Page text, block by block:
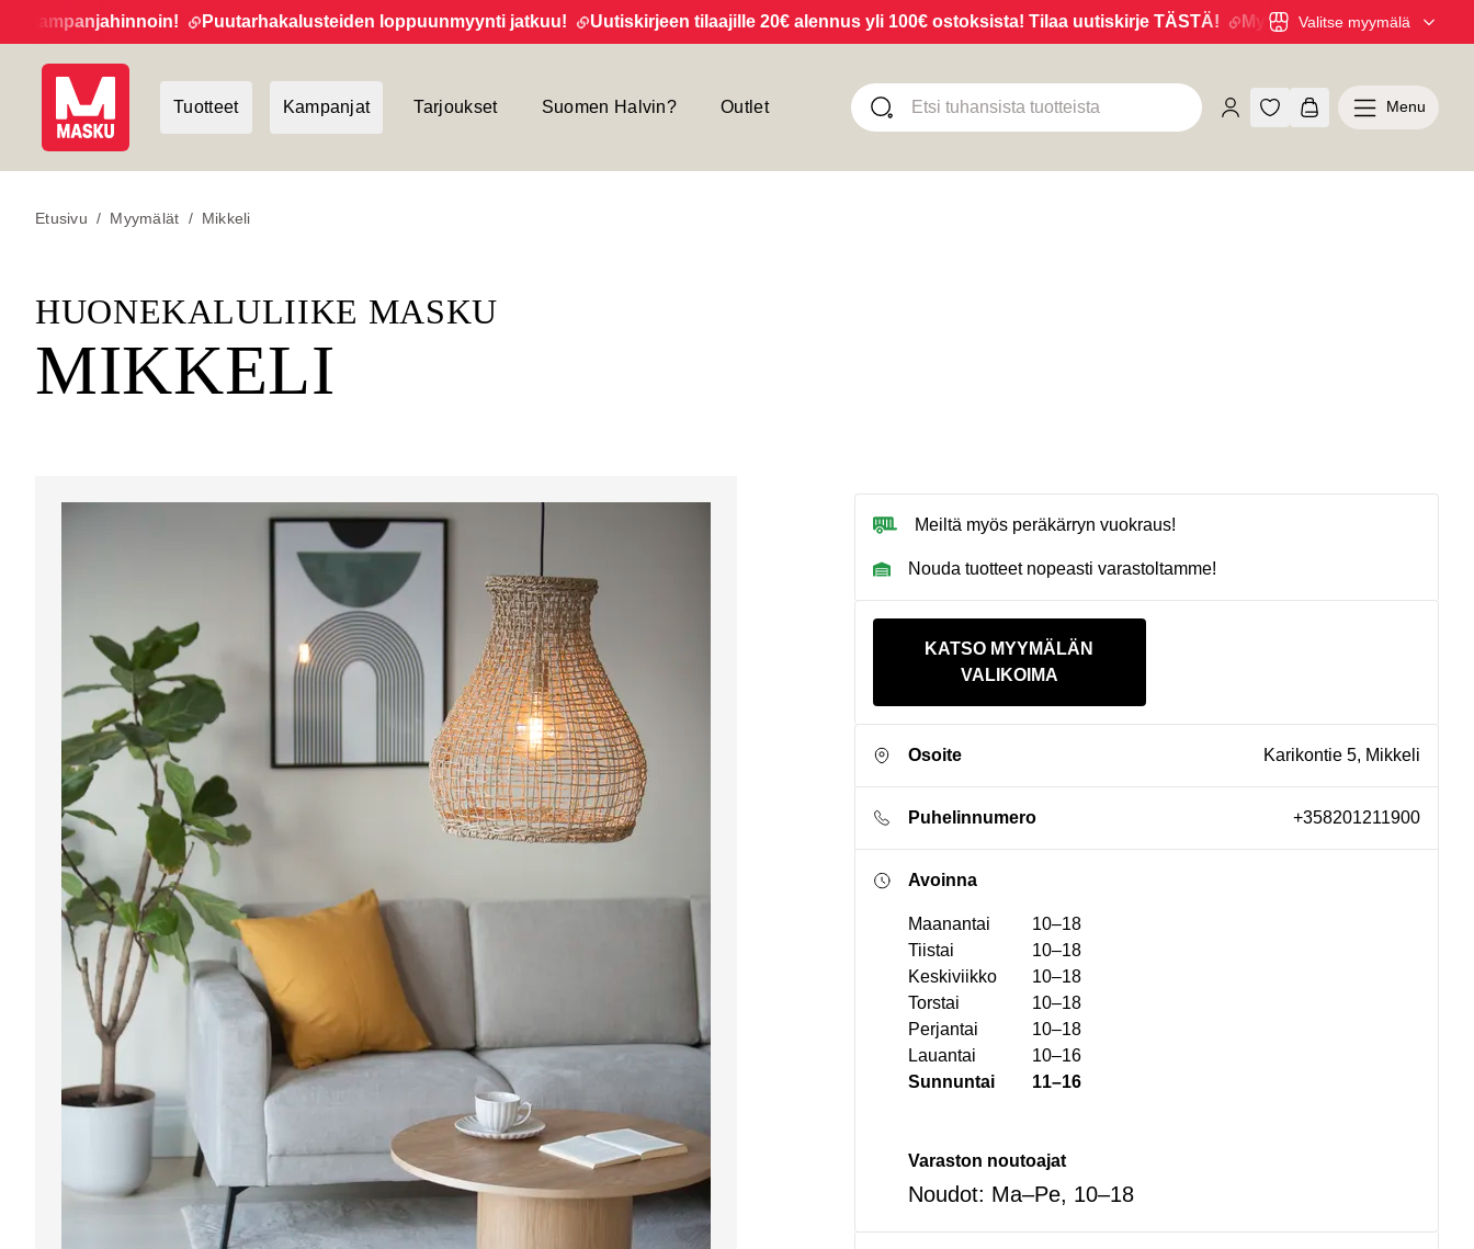
Puutarhakalusteiden loppuunmyynti jatkuu! Uutiskirjeen tilaajille 20€ alennus yli 100€ ostoksista! Tilaa uutiskirje TÄSTÄ! Myymälöistä 6kk maksuaikaa 0% korolla!
Valitse myymälä
Tuotteet Kampanjat Tarjoukset Suomen Halvin? Outlet Menu
Etusivu / Myymälät / Mikkeli
HUONEKALULIIKE MASKU
MIKKELI
Meiltä myös peräkärryn vuokraus!
Nouda tuotteet nopeasti varastoltamme!
KATSO MYYMÄLÄN
VALIKOIMA
Osoite Karikontie 5, Mikkeli
Puhelinnumero +358201211900
Avoinna
Maanantai
10–18
Tiistai
10–18
Keskiviikko
10–18
Torstai
10–18
Perjantai
10–18
Lauantai
10–16
Sunnuntai
11–16
Varaston noutoajat
Noudot: Ma–Pe, 10–18